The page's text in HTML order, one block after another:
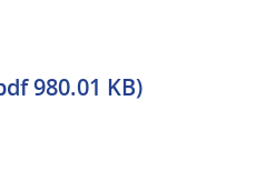
980.01 KB)